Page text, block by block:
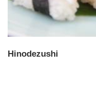
Hinodezushi